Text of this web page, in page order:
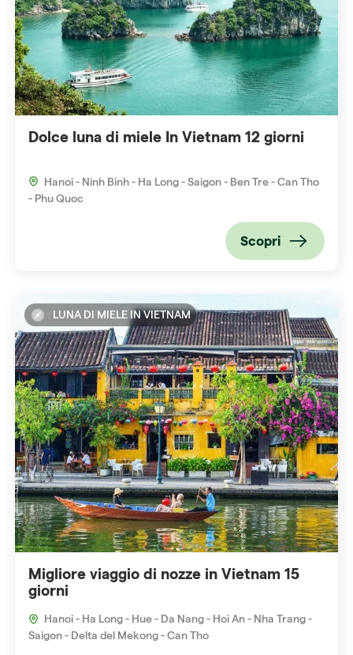
Dolce luna di miele In Vietnam 12 giorni
Hanoi - Ninh Binh - Ha Long - Saigon - Ben Tre - Can Tho
- Phu Quoc
Scopri
LUNA DI MIELE IN VIETNAM
Migliore viaggio di nozze in Vietnam 15
giorni
Hanoi - Ha Long - Hue - Da Nang - Hoi An - Nha Trang -
Saigon - Delta del Mekong - Can Tho